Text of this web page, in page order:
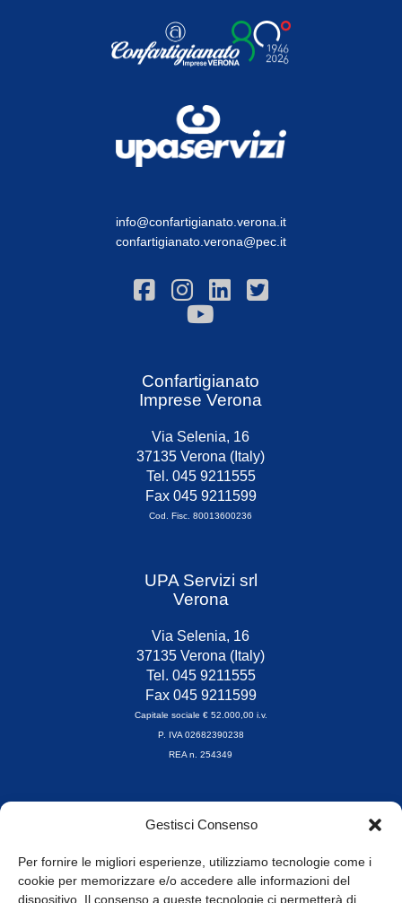
Gestisci Consenso
Per fornire le migliori esperienze, utilizziamo tecnologie come i
cookie per memorizzare e/o accedere alle informazioni del
dispositivo. Il consenso a queste tecnologie ci permetterà di
info@confartigianato.verona.it
confartigianato.verona@pec.it
Confartigianato
Imprese Verona
Via Selenia, 16
37135 Verona (Italy)
Tel. 045 9211555
Fax 045 9211599
Cod. Fisc. 80013600236
UPA Servizi srl
Verona
Via Selenia, 16
37135 Verona (Italy)
Tel. 045 9211555
Fax 045 9211599
Capitale sociale € 52.000,00 i.v.
P. IVA 02682390238
REA n. 254349
Orari di apertura
8.30-13.00 / 14.00-17.30
Whistleblowing